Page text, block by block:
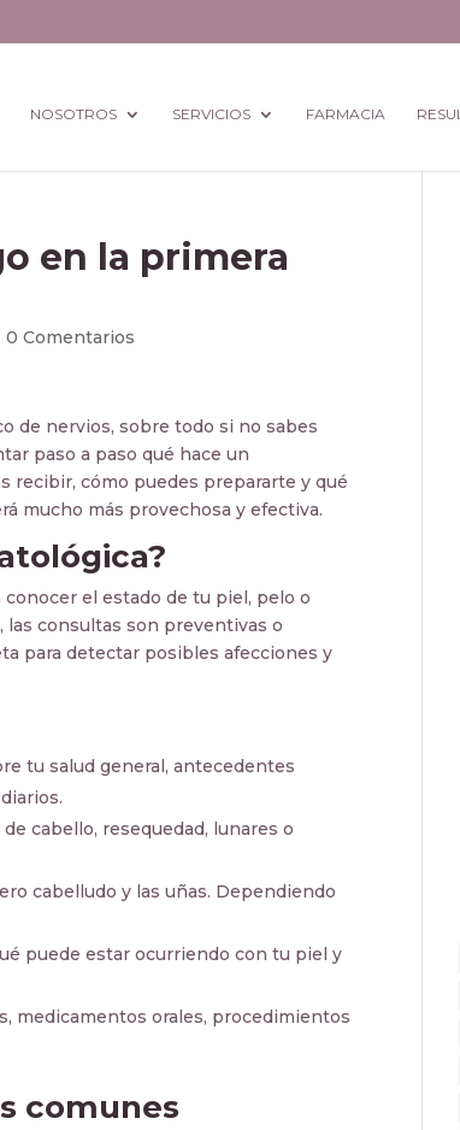
NOSOTROS SERVICIOS FARMACIA
en la primera
0 Comentarios
de nervios, sobre todo si no sabes
paso a paso qué hace un
recibir, cómo puedes prepararte y qué
mucho más provechosa y efectiva.
el estado de tu piel, pelo o
las consultas son preventivas o
para detectar posibles afecciones y
tu salud general, antecedentes
cabello, resequedad, lunares o
cabelludo y las uñas. Dependiendo
puede estar ocurriendo con tu piel y
medicamentos orales, procedimientos
comunes